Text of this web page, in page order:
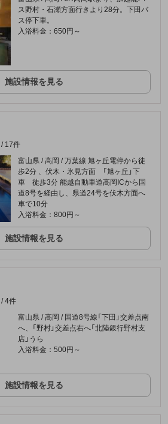
ス野村・石瀬方面行きより28分。下田バ
ス停下車。
入浴料金：650円～
施設情報を見る
/ 17件
富山県 / 高岡 / 万葉線 旭ヶ丘電停から徒
歩2分 、伏木・氷見方面 「旭ヶ丘」下
車 徒歩3分 能越自動車道高岡ICから国
道8号を経由し、県道24号を伏木方面へ
車で10分
入浴料金：800円～
施設情報を見る
/4件
富山県 / 高岡 / 国道8号線「下田」交差点南
へ、「野村」交差点右へ「北陸銀行野村支
店」うら
入浴料金：500円～
施設情報を見る